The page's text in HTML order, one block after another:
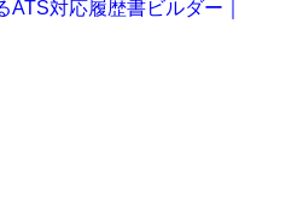
ATS対応履歴書ビルダー｜